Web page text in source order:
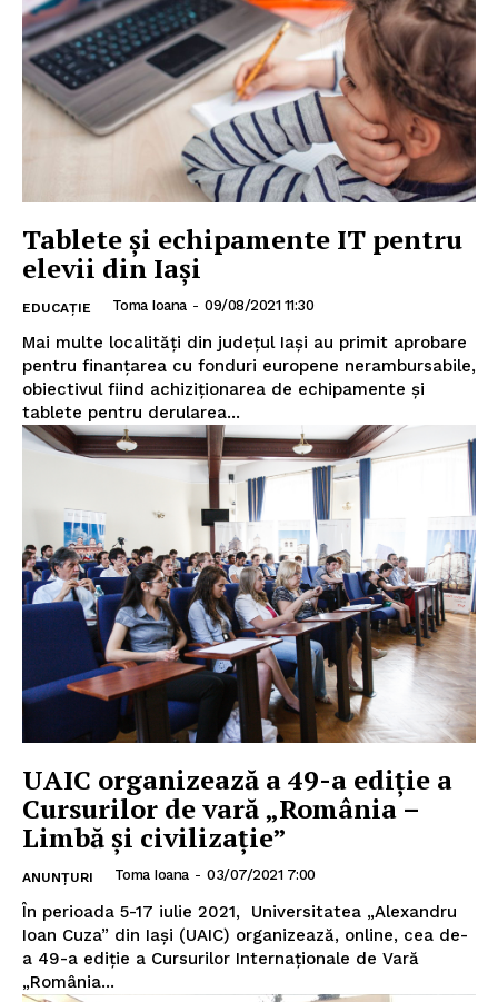
Tablete și echipamente IT pentru
elevii din Iași
EDUCAȚIE Toma Ioana - 09/08/2021 11:30
Mai multe localități din județul Iași au primit aprobare
pentru finanțarea cu fonduri europene nerambursabile,
obiectivul fiind achiziționarea de echipamente și
tablete pentru derularea...
UAIC organizează a 49-a ediție a
Cursurilor de vară „România –
Limbă și civilizație”
ANUNȚURI Toma Ioana - 03/07/2021 7:00
În perioada 5-17 iulie 2021, Universitatea „Alexandru
Ioan Cuza” din Iași (UAIC) organizează, online, cea de-
a 49-a ediție a Cursurilor Internaționale de Vară
„România...